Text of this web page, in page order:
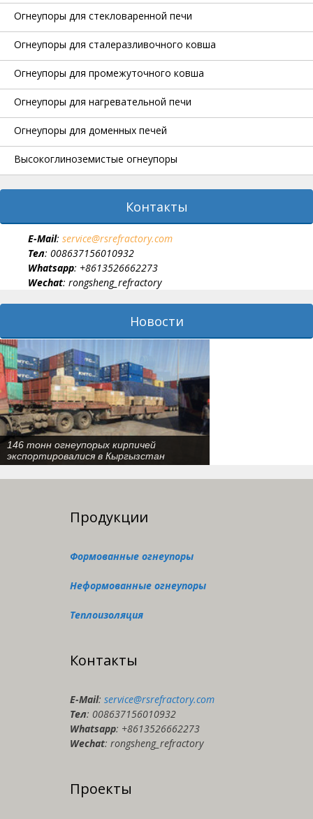
Огнеупоры для стекловаренной печи
Огнеупоры для сталеразливочного ковша
Огнеупоры для промежуточного ковша
Огнеупоры для нагревательной печи
Огнеупоры для доменных печей
Высокоглиноземистые огнеупоры
Контакты
E-Мail: service@rsrefractory.com
Тел: 008637156010932
Whatsapp: +8613526662273
Wechat: rongsheng_refractory
Новости
146 тонн огнеупорых кирпичей
экспортировалися в Кыргызстан
Продукции
Формованные огнеупоры
Неформованные огнеупоры
Теплоизоляция
Контакты
E-Мail: service@rsrefractory.com
Тел: 008637156010932
Whatsapp: +8613526662273
Wechat: rongsheng_refractory
Проекты